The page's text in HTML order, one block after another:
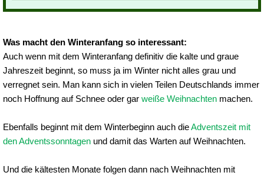
Was macht den Winteranfang so interessant:
Auch wenn mit dem Winteranfang definitiv die kalte und graue
Jahreszeit beginnt, so muss ja im Winter nicht alles grau und
verregnet sein. Man kann sich in vielen Teilen Deutschlands immer
noch Hoffnung auf Schnee oder gar weiße Weihnachten machen.
Ebenfalls beginnt mit dem Winterbeginn auch dieAdventszeit mit
den Adventssonntagen und damit das Warten auf Weihnachten.
Und die kältesten Monate folgen dann nach Weihnachten mit